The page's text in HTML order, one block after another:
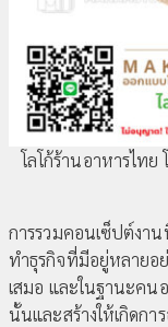
โลโก้ร้านอาหารไทย
การรวมคอนเซ็ปต์งา
ทำธุรกิจที่มีอยู่หลายอย่
เสมอ และในฐานะคน
นั้นและสร้างให้เกิดก